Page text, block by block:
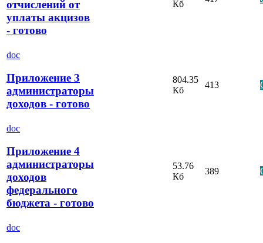
отчислений от
уплаты акцизов
- готово
Кб
doc
Приложение 3
администраторы
доходов - готово
804.35
Кб
413
doc
Приложение 4
администраторы
доходов
федерального
бюджета - готово
53.76
Кб
389
doc